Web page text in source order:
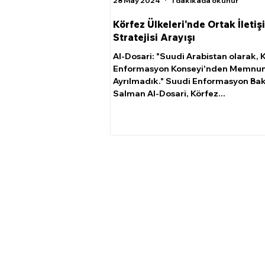
Körfez Ülkeleri'nde Ortak
Stratejisi Arayışı
Al-Dosari: "Suudi Arabistan olarak,
Enformasyon Konseyi'nden
Ayrılmadık." Suudi Enformasyon
Salman Al-Dosari, Körfez...